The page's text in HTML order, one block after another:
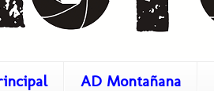
AD Montañana